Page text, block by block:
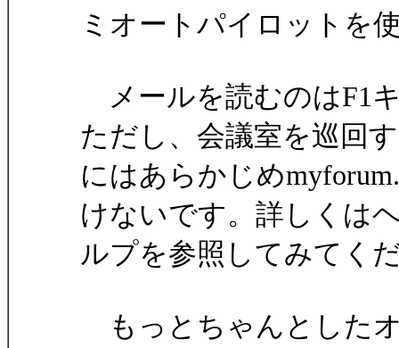
ミオートパイロットを
メールを読むのはF1
ただし、会議室を巡回
にはあらかじめ
けないです。詳しくは
ルプを参照してみてく
もっとちゃんとした